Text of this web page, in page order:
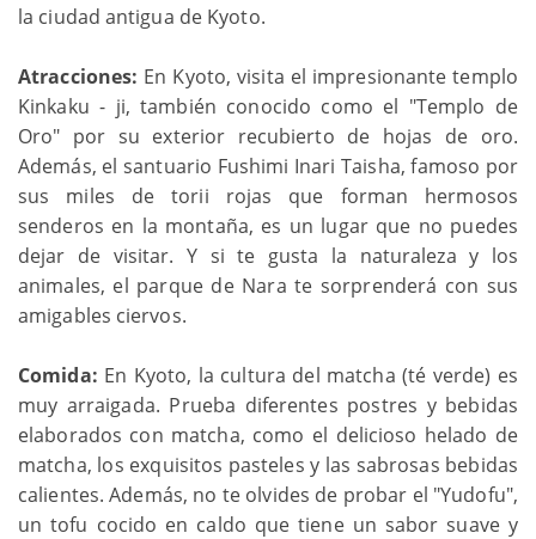
la ciudad antigua de Kyoto.
Atracciones: En Kyoto, visita el impresionante templo
Kinkaku - ji, también conocido como el "Templo de
Oro" por su exterior recubierto de hojas de oro.
Además, el santuario Fushimi Inari Taisha, famoso por
sus miles de torii rojas que forman hermosos
senderos en la montaña, es un lugar que no puedes
dejar de visitar. Y si te gusta la naturaleza y los
animales, el parque de Nara te sorprenderá con sus
amigables ciervos.
Comida: En Kyoto, la cultura del matcha (té verde) es
muy arraigada. Prueba diferentes postres y bebidas
elaborados con matcha, como el delicioso helado de
matcha, los exquisitos pasteles y las sabrosas bebidas
calientes. Además, no te olvides de probar el "Yudofu",
un tofu cocido en caldo que tiene un sabor suave y